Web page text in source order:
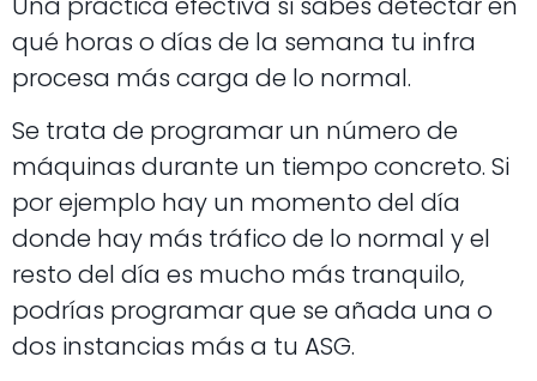
qué horas o días de la semana tu infra
procesa más carga de lo normal.
Se trata de programar un número de
máquinas durante un tiempo concreto. Si
por ejemplo hay un momento del día
donde hay más tráfico de lo normal y el
resto del día es mucho más tranquilo,
podrías programar que se añada una o
dos instancias más a tu ASG.